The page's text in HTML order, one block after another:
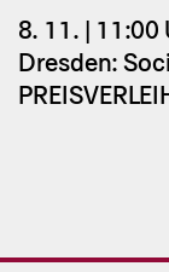
8. 11. | 11:00
Dresden: